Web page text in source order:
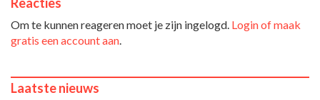
Om te kunnen reageren moet je zijn ingelogd. Login of maak
gratis een account aan.
Laatste nieuws